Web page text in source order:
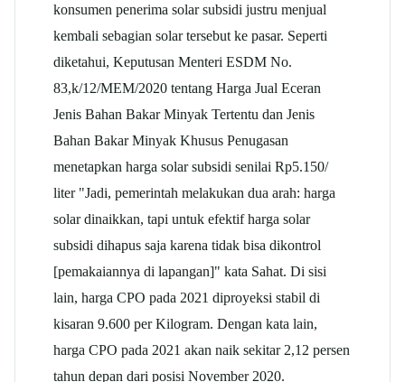
konsumen penerima solar subsidi justru menjual
kembali sebagian solar tersebut ke pasar. Seperti
diketahui, Keputusan Menteri ESDM No.
83,k/12/MEM/2020 tentang Harga Jual Eceran
Jenis Bahan Bakar Minyak Tertentu dan Jenis
Bahan Bakar Minyak Khusus Penugasan
menetapkan harga solar subsidi senilai Rp5.150/
liter "Jadi, pemerintah melakukan dua arah: harga
solar dinaikkan, tapi untuk efektif harga solar
subsidi dihapus saja karena tidak bisa dikontrol
[pemakaiannya di lapangan]" kata Sahat. Di sisi
lain, harga CPO pada 2021 diproyeksi stabil di
kisaran 9.600 per Kilogram. Dengan kata lain,
harga CPO pada 2021 akan naik sekitar 2,12 persen
tahun depan dari posisi November 2020.